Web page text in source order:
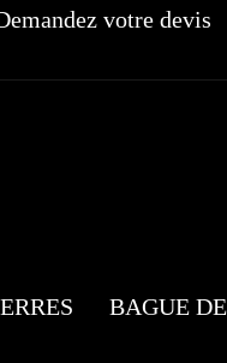
votre devis
BAGUE